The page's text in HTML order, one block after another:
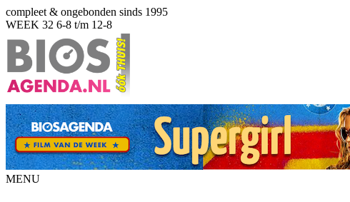
compleet & ongebonden sinds 1995
WEEK 32 6-8 t/m 12-8
MENU